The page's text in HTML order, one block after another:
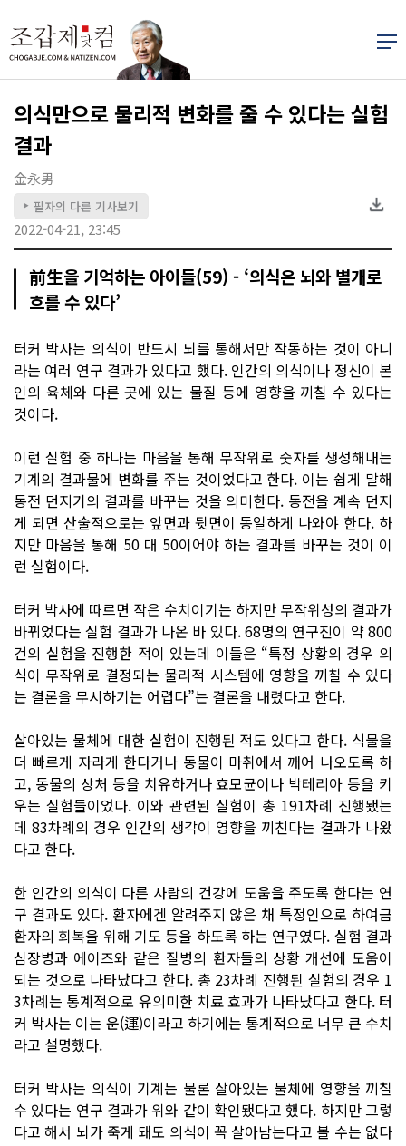
의식만으로 물리적 변화를 줄 수 있다는 실험
결과
金永男
▶ 필자의 다른 기사보기
2022-04-21, 23:45
前生을 기억하는 아이들(59) - ‘의식은 뇌와 별개로
흐를 수 있다’
터커 박사는 의식이 반드시 뇌를 통해서만 작동하는 것이 아니
라는 여러 연구 결과가 있다고 했다. 인간의 의식이나 정신이 본
인의 육체와 다른 곳에 있는 물질 등에 영향을 끼칠 수 있다는
것이다.
이런 실험 중 하나는 마음을 통해 무작위로 숫자를 생성해내는
기계의 결과물에 변화를 주는 것이었다고 한다. 이는 쉽게 말해
동전 던지기의 결과를 바꾸는 것을 의미한다. 동전을 계속 던지
게 되면 산술적으로는 앞면과 뒷면이 동일하게 나와야 한다. 하
지만 마음을 통해 50 대 50이어야 하는 결과를 바꾸는 것이 이
런 실험이다.
터커 박사에 따르면 작은 수치이기는 하지만 무작위성의 결과가
바뀌었다는 실험 결과가 나온 바 있다. 68명의 연구진이 약 800
건의 실험을 진행한 적이 있는데 이들은 “특정 상황의 경우 의
식이 무작위로 결정되는 물리적 시스템에 영향을 끼칠 수 있다
는 결론을 무시하기는 어렵다”는 결론을 내렸다고 한다.
살아있는 물체에 대한 실험이 진행된 적도 있다고 한다. 식물을
더 빠르게 자라게 한다거나 동물이 마취에서 깨어 나오도록 하
고, 동물의 상처 등을 치유하거나 효모균이나 박테리아 등을 키
우는 실험들이었다. 이와 관련된 실험이 총 191차례 진행됐는
데 83차례의 경우 인간의 생각이 영향을 끼친다는 결과가 나왔
다고 한다.
한 인간의 의식이 다른 사람의 건강에 도움을 주도록 한다는 연
구 결과도 있다. 환자에겐 알려주지 않은 채 특정인으로 하여금
환자의 회복을 위해 기도 등을 하도록 하는 연구였다. 실험 결과
심장병과 에이즈와 같은 질병의 환자들의 상황 개선에 도움이
되는 것으로 나타났다고 한다. 총 23차례 진행된 실험의 경우 1
3차례는 통계적으로 유의미한 치료 효과가 나타났다고 한다. 터
커 박사는 이는 운(運)이라고 하기에는 통계적으로 너무 큰 수치
라고 설명했다.
터커 박사는 의식이 기계는 물론 살아있는 물체에 영향을 끼칠
수 있다는 연구 결과가 위와 같이 확인됐다고 했다. 하지만 그렇
다고 해서 뇌가 죽게 돼도 의식이 꼭 살아남는다고 볼 수는 없다